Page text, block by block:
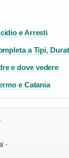
e Arresti
a Tipi,
e dove vedere
e Catania
·